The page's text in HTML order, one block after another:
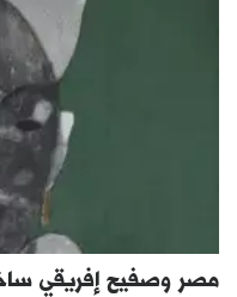
مصر وصفيح إفريقي